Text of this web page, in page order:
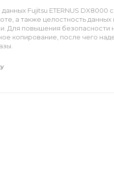
Fujitsu ETERNUS DX8000
а также целостность
Для повышения безопасности
копирование, после чего